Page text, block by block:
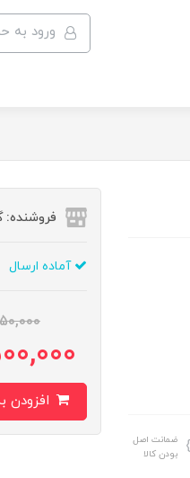
ورود به
ضمانت اصل
بودن کالا
فروشنده:
آماده ارسال